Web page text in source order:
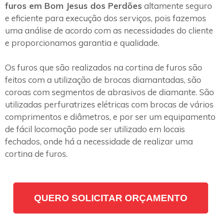
furos em Bom Jesus dos Perdões altamente seguro
e eficiente para execução dos serviços, pois fazemos
uma análise de acordo com as necessidades do cliente
e proporcionamos garantia e qualidade.
Os furos que são realizados na cortina de furos são
feitos com a utilização de brocas diamantadas, são
coroas com segmentos de abrasivos de diamante. São
utilizadas perfuratrizes elétricas com brocas de vários
comprimentos e diâmetros, e por ser um equipamento
de fácil locomoção pode ser utilizado em locais
fechados, onde há a necessidade de realizar uma
cortina de furos.
QUERO SOLICITAR ORÇAMENTO